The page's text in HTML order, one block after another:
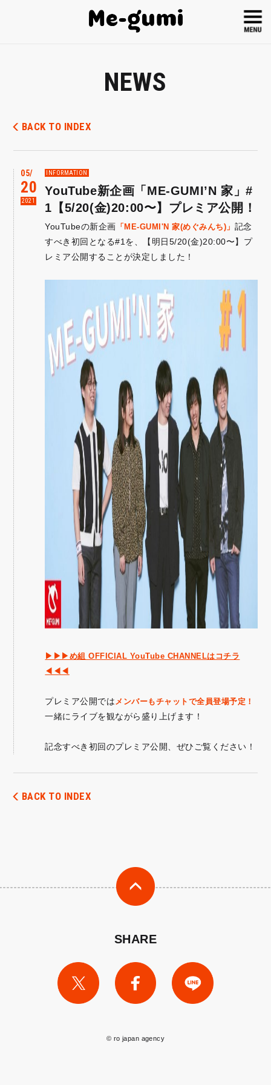
NEWS
BACK TO INDEX
05
20
2021
INFORMATION
YouTube新企画「ME-GUMI’N 家」#
1【5/20(金)20:00〜】プレミア公開！
YouTubeの新企画 「ME-GUMI'N 家(めぐみんち)」 記念
すべき初回となる#1を、【明日5/20(金)20:00〜】プ
レミア公開することが決定しました！
▶▶▶め組 OFFICIAL YouTube CHANNELはコチラ
◀◀◀
プレミア公開ではメンバーもチャットで全員登場予定！
一緒にライブを観ながら盛り上げます！
記念すべき初回のプレミア公開、ぜひご覧ください！
BACK TO INDEX
SHARE
© ro japan agency